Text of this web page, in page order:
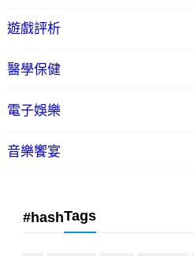
遊戲評析
醫學保健
電子娛樂
音樂饗宴
#hashTags